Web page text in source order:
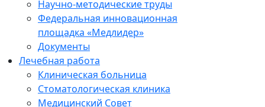
Научно-методические труды
Федеральная инновационная
площадка «Медлидер»
Документы
Лечебная работа
Клиническая больница
Стоматологическая клиника
Медицинский Совет